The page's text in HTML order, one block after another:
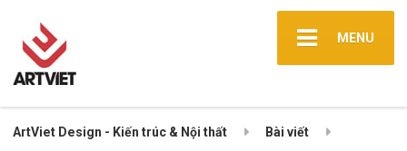
MENU
ArtViet Design - Kiến trúc & Nội thất Bài viết